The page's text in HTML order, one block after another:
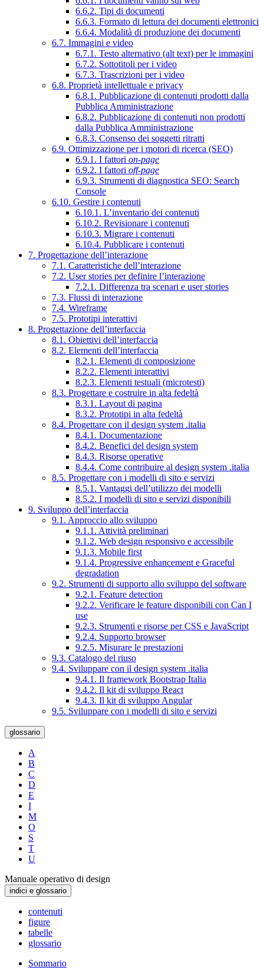
6.6.2. Tipi di documenti
6.6.3. Formato di lettura dei documenti elettronici
6.6.4. Modalità di produzione dei documenti
6.7. Immagini e video
6.7.1. Testo alternativo (alt text) per le immagini
6.7.2. Sottotitoli per i video
6.7.3. Trascrizioni per i video
6.8. Proprietà intellettuale e privacy
6.8.1. Pubblicazione di contenuti prodotti dalla
Pubblica Amministrazione
6.8.2. Pubblicazione di contenuti non prodotti
dalla Pubblica Amministrazione
6.8.3. Consenso dei soggetti ritratti
6.9. Ottimizzazione per i motori di ricerca (SEO)
6.9.1. I fattori on-page
6.9.2. I fattori off-page
6.9.3. Strumenti di diagnostica SEO: Search
Console
6.10. Gestire i contenuti
6.10.1. L’inventario dei contenuti
6.10.2. Revisionare i contenuti
6.10.3. Migrare i contenuti
6.10.4. Pubblicare i contenuti
7. Progettazione dell’interazione
7.1. Caratteristiche dell’interazione
7.2. User stories per definire l’interazione
7.2.1. Differenza tra scenari e user stories
7.3. Flussi di interazione
7.4. Wireframe
7.5. Prototipi interattivi
8. Progettazione dell’interfaccia
8.1. Obiettivi dell’interfaccia
8.2. Elementi dell’interfaccia
8.2.1. Elementi di composizione
8.2.2. Elementi interattivi
8.2.3. Elementi testuali (microtesti)
8.3. Progettare e costruire in alta fedeltà
8.3.1. Layout di pagina
8.3.2. Prototipi in alta fedeltà
8.4. Progettare con il design system .italia
8.4.1. Documentazione
8.4.2. Benefici del design system
8.4.3. Risorse operative
8.4.4. Come contribuire al design system .italia
8.5. Progettare con i modelli di sito e servizi
8.5.1. Vantaggi dell’utilizzo dei modelli
8.5.2. I modelli di sito e servizi disponibili
9. Sviluppo dell’interfaccia
9.1. Approccio allo sviluppo
9.1.1. Attività preliminari
9.1.2. Web design responsivo e accessibile
9.1.3. Mobile first
9.1.4. Progressive enhancement e Graceful
degradation
9.2. Strumenti di supporto allo sviluppo del software
9.2.1. Feature detection
9.2.2. Verificare le feature disponibili con Can I
use
9.2.3. Strumenti e risorse per CSS e JavaScript
9.2.4. Supporto browser
9.2.5. Misurare le prestazioni
9.3. Catalogo del riuso
9.4. Sviluppare con il design system .italia
9.4.1. Il framework Bootstrap Italia
9.4.2. Il kit di sviluppo React
9.4.3. Il kit di sviluppo Angular
9.5. Sviluppare con i modelli di sito e servizi
glossario
A
B
C
D
E
I
M
O
S
T
U
Manuale operativo di design
indici e glossario
contenuti
figure
tabelle
glossario
Sommario